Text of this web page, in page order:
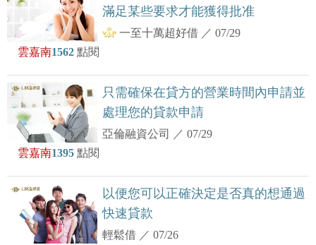
滿足某些要求才能獲得批准
一至十萬超好借 ／07/29
雲嘉南1562 點閱
只需確保在貸方的營業時間內申請並
處理您的貸款申請
亞倫融資公司 ／07/29
雲嘉南1395 點閱
以便您可以正確決定是否真的想通過
快速貸款
輕鬆借 ／07/26